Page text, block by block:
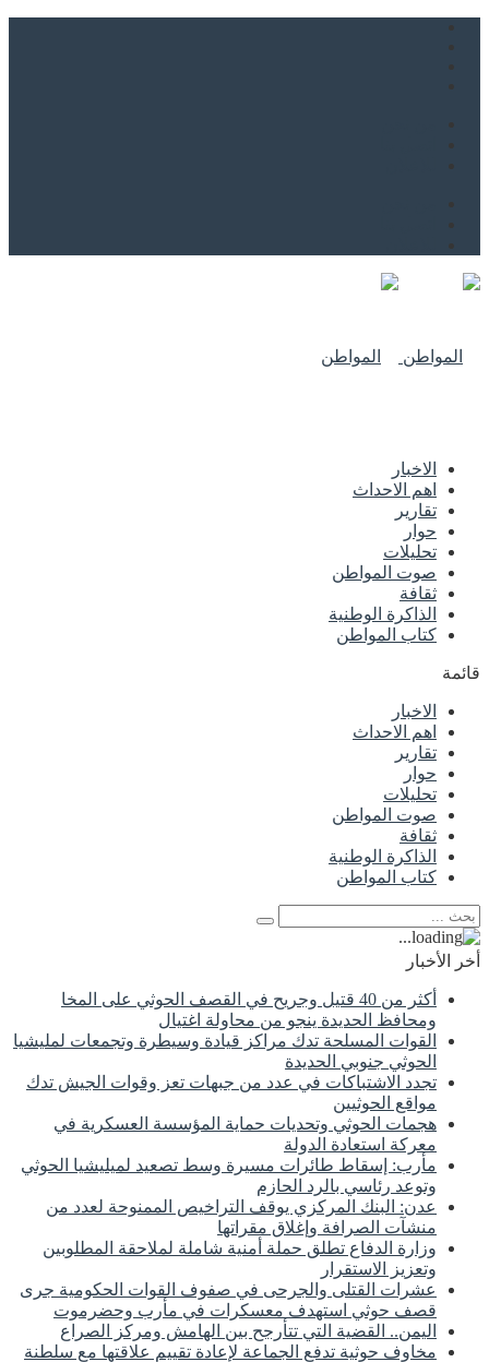
الاخبار
اهم الاحداث
تقارير
حوار
تحليلات
صوت المواطن
ثقافة
الذاكرة الوطنية
كتاب المواطن
قائمة
الاخبار
اهم الاحداث
تقارير
حوار
تحليلات
صوت المواطن
ثقافة
الذاكرة الوطنية
كتاب المواطن
أخر الأخبار
أكثر من 40 قتيل وجريح في القصف الحوثي على المخا
ومحافظ الحديدة ينجو من محاولة اغتيال
القوات المسلحة تدك مراكز قيادة وسيطرة وتجمعات لمليشيا
الحوثي جنوبي الحديدة
تجدد الاشتباكات في عدد من جبهات تعز وقوات الجيش تدك
مواقع الحوثيين
هجمات الحوثي وتحديات حماية المؤسسة العسكرية في
معركة استعادة الدولة
مأرب: إسقاط طائرات مسيرة وسط تصعيد لميليشيا الحوثي
وتوعد رئاسي بالرد الحازم
عدن: البنك المركزي يوقف التراخيص الممنوحة لعدد من
منشآت الصرافة وإغلاق مقراتها
وزارة الدفاع تطلق حملة أمنية شاملة لملاحقة المطلوبين
وتعزيز الاستقرار
عشرات القتلى والجرحى في صفوف القوات الحكومية جرى
قصف حوثي استهدف معسكرات في مأرب وحضرموت
اليمن.. القضية التي تتأرجح بين الهامش ومركز الصراع
مخاوف حوثية تدفع الجماعة لإعادة تقييم علاقتها مع سلطنة